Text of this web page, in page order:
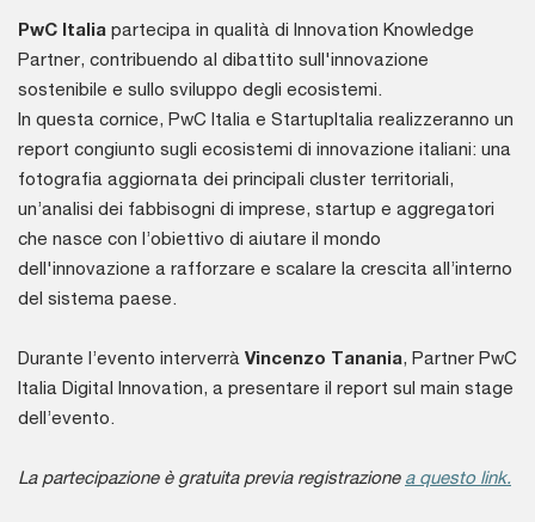
PwC Italia partecipa in qualità di Innovation Knowledge
Partner, contribuendo al dibattito sull'innovazione
sostenibile e sullo sviluppo degli ecosistemi.
In questa cornice, PwC Italia e StartupItalia realizzeranno un
report congiunto sugli ecosistemi di innovazione italiani: una
fotografia aggiornata dei principali cluster territoriali,
un’analisi dei fabbisogni di imprese, startup e aggregatori
che nasce con l’obiettivo di aiutare il mondo
dell'innovazione a rafforzare e scalare la crescita all’interno
del sistema paese.
Durante l’evento interverrà Vincenzo Tanania, Partner PwC
Italia Digital Innovation, a presentare il report sul main stage
dell’evento.
La partecipazione è gratuita previa registrazione a questo link.